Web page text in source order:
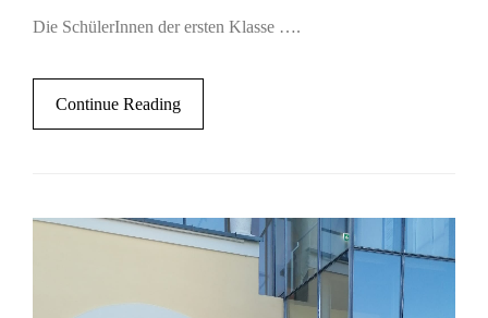
Die SchülerInnen der ersten Klasse ….
Continue Reading